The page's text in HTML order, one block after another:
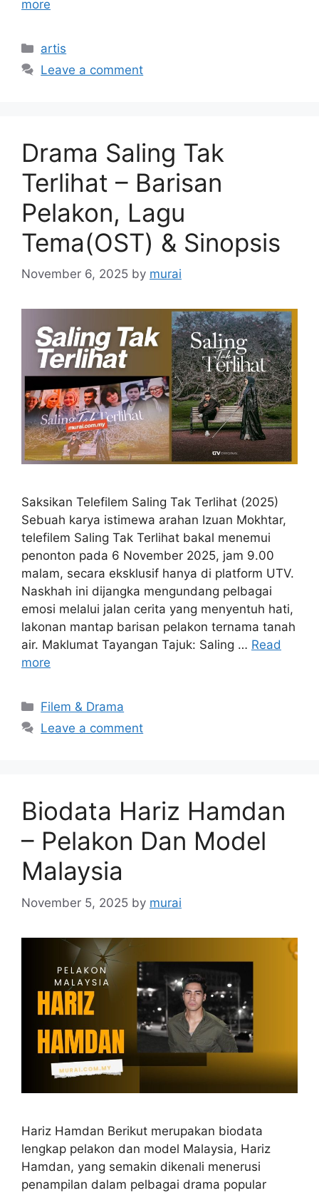
more
Categories
artis
Leave a comment
Drama Saling Tak
Terlihat – Barisan
Pelakon, Lagu
Tema(OST) & Sinopsis
November 6, 2025 by murai
Saksikan Telefilem Saling Tak Terlihat (2025)
Sebuah karya istimewa arahan Izuan Mokhtar,
telefilem Saling Tak Terlihat bakal menemui
penonton pada 6 November 2025, jam 9.00
malam, secara eksklusif hanya di platform UTV.
Naskhah ini dijangka mengundang pelbagai
emosi melalui jalan cerita yang menyentuh hati,
lakonan mantap barisan pelakon ternama tanah
air. Maklumat Tayangan Tajuk: Saling … Read
more
Categories
Filem & Drama
Leave a comment
Biodata Hariz Hamdan
– Pelakon Dan Model
Malaysia
November 5, 2025 by murai
Hariz Hamdan Berikut merupakan biodata
lengkap pelakon dan model Malaysia, Hariz
Hamdan, yang semakin dikenali menerusi
penampilan dalam pelbagai drama popular